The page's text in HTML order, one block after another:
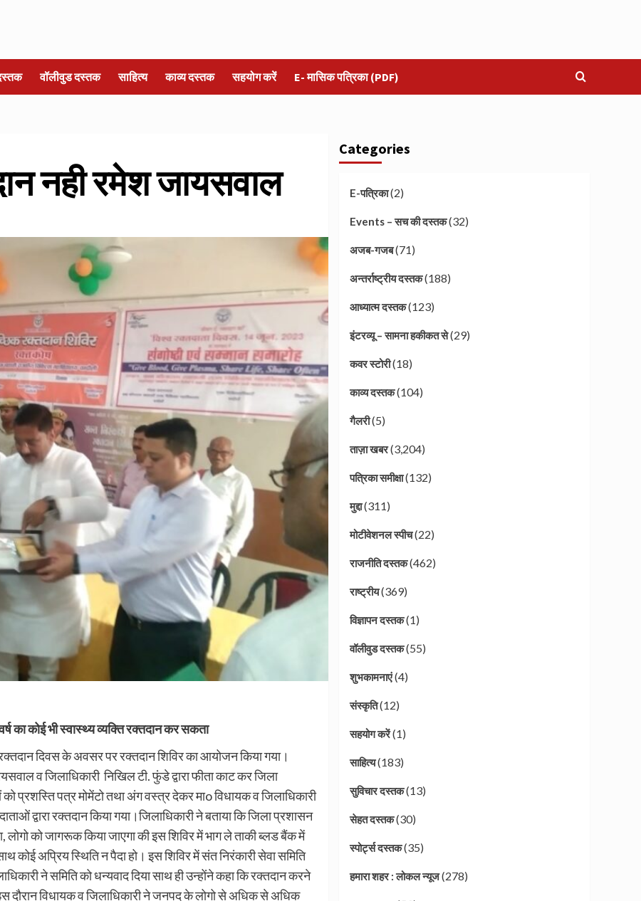
वॉलीवुड दस्तक साहित्य काव्य दस्तक सहयोग करें E- मासिक पत्रिका (PDF)
नही रमेश जायसवाल
का कोई भी स्वास्थ्य व्यक्ति रक्तदान कर सकता
रक्तदान दिवस के अवसर पर रक्तदान शिविर का आयोजन किया गया।
व जिलाधिकारी निखिल टी. फुंडे द्वारा फीता काट कर जिला
प्रशस्ति पत्र मोमेंटो तथा अंग वस्त्र देकर माo विधायक व जिलाधिकारी
द्वारा रक्तदान किया गया।जिलाधिकारी ने बताया कि जिला प्रशासन
को जागरूक किया जाएगा की इस शिविर में भाग ले ताकी ब्लड बैंक में
अप्रिय स्थिति न पैदा हो। इस शिविर में संत निरंकारी सेवा समिति
ने समिति को धन्यवाद दिया साथ ही उन्होंने कहा कि रक्तदान करने
दौरान विधायक व जिलाधिकारी ने जनपद के लोगो से अधिक से अधिक
Categories
E-पत्रिका(2)
Events – सच की दस्तक(32)
अजब-गजब(71)
अन्तर्राष्ट्रीय दस्तक(188)
आध्यात्म दस्तक(123)
इंटरव्यू – सामना हकीकत से(29)
कवर स्टोरी(18)
काव्य दस्तक(104)
गैलरी(5)
ताज़ा खबर(3,204)
पत्रिका समीक्षा(132)
मुद्दा(311)
मोटीवेशनल स्पीच(22)
राजनीति दस्तक(462)
राष्ट्रीय(369)
विज्ञापन दस्तक(1)
वॉलीवुड दस्तक(55)
शुभकामनाएं(4)
संस्कृति(12)
सहयोग करें(1)
साहित्य(183)
सुविचार दस्तक(13)
सेहत दस्तक(30)
स्पोर्ट्स दस्तक(35)
हमारा शहर : लोकल न्यूज(278)